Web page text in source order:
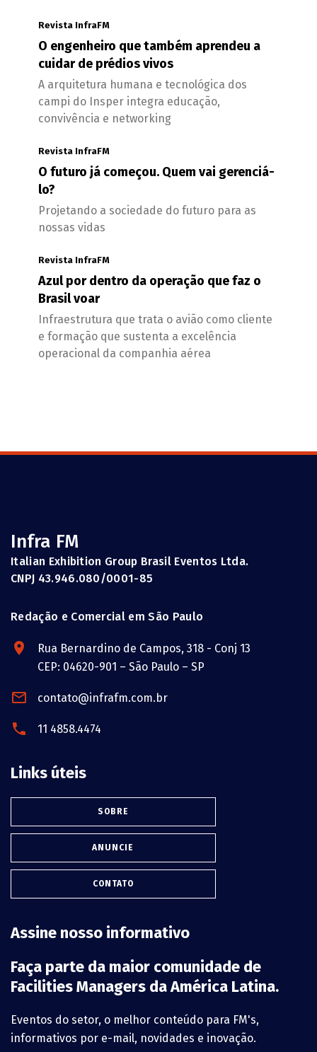
Revista InfraFM
O engenheiro que também aprendeu a
cuidar de prédios vivos
A arquitetura humana e tecnológica dos
campi do Insper integra educação,
convivência e networking
Revista InfraFM
O futuro já começou. Quem vai gerenciá-
lo?
Projetando a sociedade do futuro para as
nossas vidas
Revista InfraFM
Azul por dentro da operação que faz o
Brasil voar
Infraestrutura que trata o avião como cliente
e formação que sustenta a excelência
operacional da companhia aérea
Infra FM
Italian Exhibition Group Brasil Eventos Ltda.
CNPJ 43.946.080/0001-85
Redação e Comercial em São Paulo
Rua Bernardino de Campos, 318 - Conj 13
CEP: 04620-901 – São Paulo – SP
contato@infrafm.com.br
11 4858.4474
Links úteis
SOBRE
ANUNCIE
CONTATO
Assine nosso informativo
Faça parte da maior comunidade de
Facilities Managers da América Latina.
Eventos do setor, o melhor conteúdo para FM's,
informativos por e-mail, novidades e inovação.